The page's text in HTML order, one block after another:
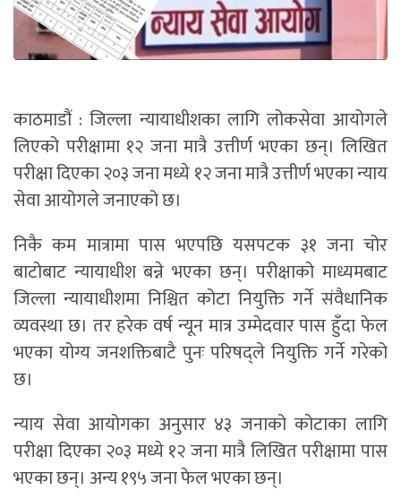
काठमाडौं : जिल्ला न्यायाधीशका लागि लोकसेवा आयोगले
लिएको परीक्षामा १२ जना मात्रै उत्तीर्ण भएका छन्। लिखित
परीक्षा दिएका २०३ जना मध्ये १२ जना मात्रै उत्तीर्ण भएका न्याय
सेवा आयोगले जनाएको छ।
निकै कम मात्रामा पास भएपछि यसपटक ३१ जना चोर
बाटोबाट न्यायाधीश बन्ने भएका छन्। परीक्षाको माध्यमबाट
जिल्ला न्यायाधीशमा निश्चित कोटा नियुक्ति गर्ने संवैधानिक
व्यवस्था छ। तर हरेक वर्ष न्यून मात्र उम्मेदवार पास हुँदा फेल
भएका योग्य जनशक्तिबाटै पुनः परिषद्ले नियुक्ति गर्ने गरेको
छ।
न्याय सेवा आयोगका अनुसार ४३ जनाको कोटाका लागि
परीक्षा दिएका २०३ मध्ये १२ जना मात्रै लिखित परीक्षामा पास
भएका छन्। अन्य १९५ जना फेल भएका छन्।